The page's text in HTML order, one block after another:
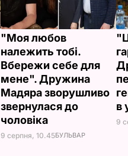
"Моя любов
належить тобі.
Вбережи себе для
мене". Дружина
Мадяра зворушливо
звернулася до
чоловіка
9 серпня, 10.45БУЛЬВАР
в
9